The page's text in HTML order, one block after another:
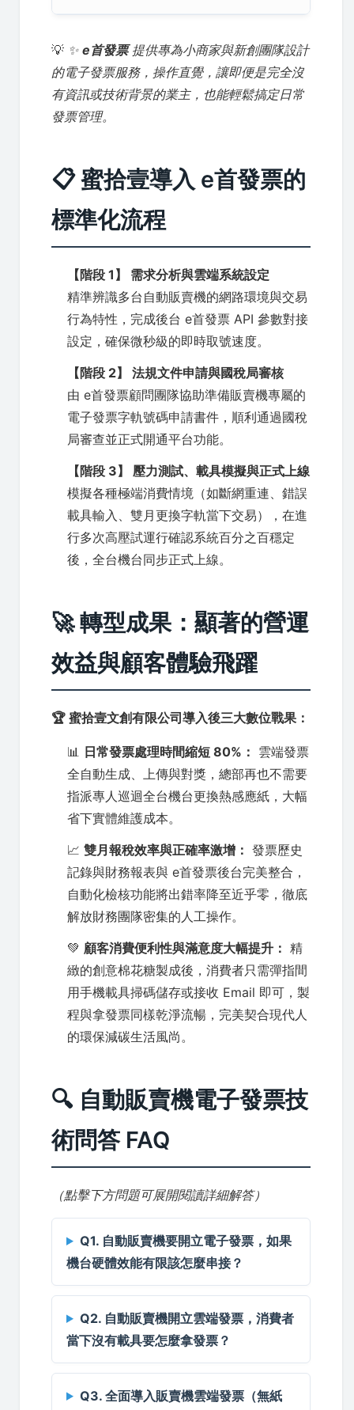
💡 ✨ e首發票提供專為小商家與新創團隊設計
的電子發票服務，操作直覺，讓即便是完全沒
有資訊或技術背景的業主，也能輕鬆搞定日常
發票管理。
📋 蜜拾壹導入 e首發票的
標準化流程
【階段 1】 需求分析與雲端系統設定
精準辨識多台自動販賣機的網路環境與交易
行為特性，完成後台 e首發票 API 參數對接
設定，確保微秒級的即時取號速度。
【階段 2】 法規文件申請與國稅局審核
由 e首發票顧問團隊協助準備販賣機專屬的
電子發票字軌號碼申請書件，順利通過國稅
局審查並正式開通平台功能。
【階段 3】 壓力測試、載具模擬與正式上線
模擬各種極端消費情境（如斷網重連、錯誤
載具輸入、雙月更換字軌當下交易），在進
行多次高壓試運行確認系統百分之百穩定
後，全台機台同步正式上線。
🚀 轉型成果：顯著的營運
效益與顧客體驗飛躍
🏆 蜜拾壹文創有限公司導入後三大數位戰果：
📊 日常發票處理時間縮短 80%： 雲端發票
全自動生成、上傳與對獎，總部再也不需要
指派專人巡迴全台機台更換熱感應紙，大幅
省下實體維護成本。
📈 雙月報稅效率與正確率激增： 發票歷史
記錄與財務報表與 e首發票後台完美整合，
自動化檢核功能將出錯率降至近乎零，徹底
解放財務團隊密集的人工操作。
💚 顧客消費便利性與滿意度大幅提升： 精
緻的創意棉花糖製成後，消費者只需彈指間
用手機載具掃碼儲存或接收 Email 即可，製
程與拿發票同樣乾淨流暢，完美契合現代人
的環保減碳生活風尚。
🔍 自動販賣機電子發票技
術問答 FAQ
（點擊下方問題可展開閱讀詳細解答）
Q1. 自動販賣機要開立電子發票，如果
機台硬體效能有限該怎麼串接？
Q2. 自動販賣機開立雲端發票，消費者
當下沒有載具要怎麼拿發票？
Q3. 全面導入販賣機雲端發票（無紙